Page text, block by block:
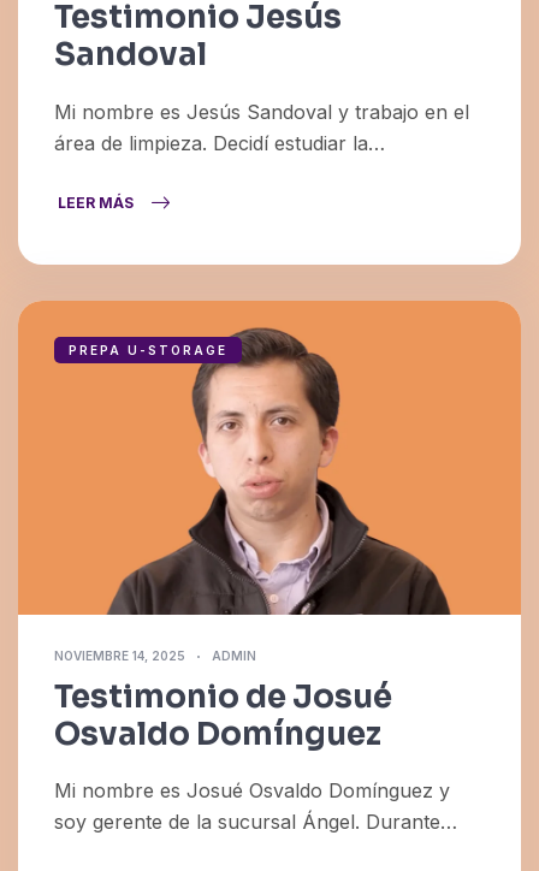
Testimonio Jesús
Sandoval
Mi nombre es Jesús Sandoval y trabajo en el
área de limpieza. Decidí estudiar la
organizó U-Storage. Cuando uno escucha de
LEER MÁS
PREPA U-STORAGE
NOVIEMBRE 14, 2025 ADMIN
Testimonio de Josué
Osvaldo Domínguez
Mi nombre es Josué Osvaldo Domínguez y
soy gerente de la sucursal Ángel. Durante